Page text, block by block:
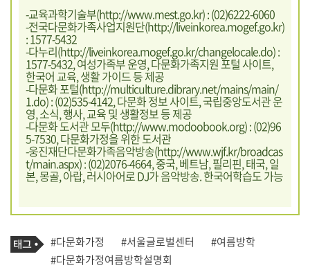
-교육과학기술부(http://www.mest.go.kr) : (02)6222-6060
-전국다문화가족사업지원단(http://liveinkorea.mogef.go.kr)
: 1577-5432
-다누리(http://liveinkorea.mogef.go.kr/changelocale.do) :
1577-5432, 여성가족부 운영, 다문화가족지원 포털 사이트,
한국어 교육, 생활 가이드 등 제공
-다문화 포털(http://multiculture.dibrary.net/mains/main/
1.do) : (02)535-4142, 다문화 정보 사이트, 국립중앙도서관 운
영, 소식, 행사, 교육 및 생활정보 등 제공
-다문화 도서관 모두(http://www.modoobook.org) : (02)96
5-7530, 다문화가정을 위한 도서관
-웅진재단다문화가족음악방송(http://www.wjf.kr/broadcas
t/main.aspx) : (02)2076-4664, 중국, 베트남, 필리핀, 태국, 일
본, 몽골, 아랍, 러시아어로 DJ가 음악방송. 한국어학습도 가능
기
사
관
련
태
그
#다문화가정 #서울글로벌센터
#여름방학
#다문화가정여름방학설명회